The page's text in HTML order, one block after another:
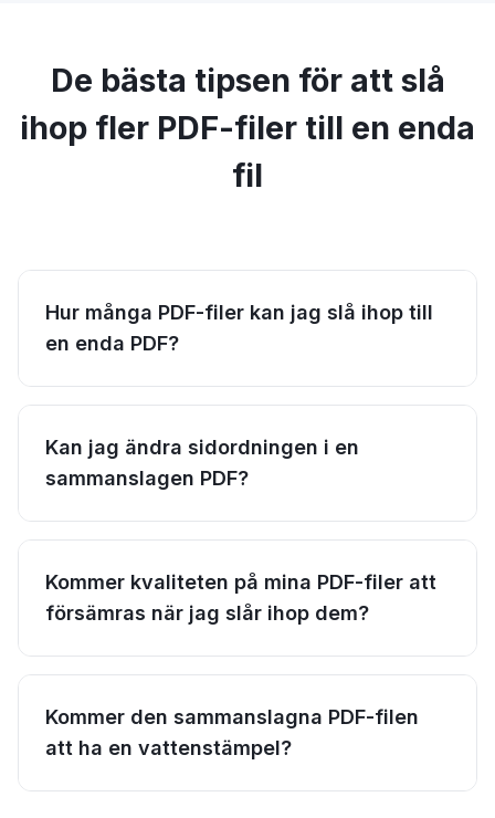
De bästa tipsen för att slå
ihop fler PDF-filer till en enda
fil
Hur många PDF-filer kan jag slå ihop till
en enda PDF?
Kan jag ändra sidordningen i en
sammanslagen PDF?
Kommer kvaliteten på mina PDF-filer att
försämras när jag slår ihop dem?
Kommer den sammanslagna PDF-filen
att ha en vattenstämpel?